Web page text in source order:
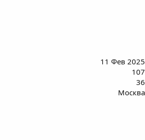
11 Фев 2025
107
36
Москва